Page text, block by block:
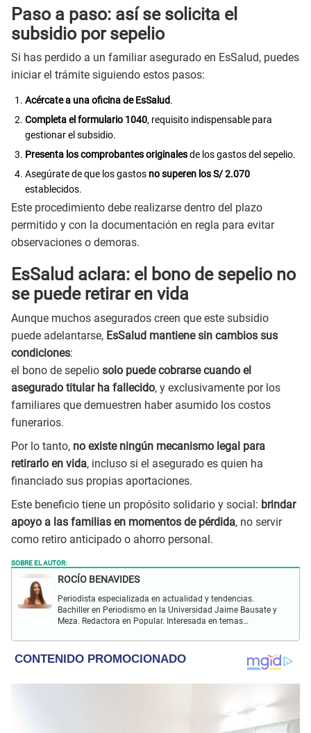
Paso a paso: así se solicita el
subsidio por sepelio
Si has perdido a un familiar asegurado en EsSalud, puedes
iniciar el trámite siguiendo estos pasos:
Acércate a una oficina de EsSalud.
Completa el formulario 1040, requisito indispensable para
gestionar el subsidio.
Presenta los comprobantes originalesde los gastos del sepelio.
Asegúrate de que los gastos no superen los S/ 2.070
establecidos.
Este procedimiento debe realizarse dentro del plazo
permitido y con la documentación en regla para evitar
observaciones o demoras.
EsSalud aclara: el bono de sepelio no
se puede retirar en vida
Aunque muchos asegurados creen que este subsidio
puede adelantarse, EsSalud mantiene sin cambios sus
condiciones:
el bono de sepelio solo puede cobrarse cuando el
asegurado titular ha fallecido, y exclusivamente por los
familiares que demuestren haber asumido los costos
funerarios.
Por lo tanto, no existe ningún mecanismo legal para
retirarlo en vida, incluso si el asegurado es quien ha
financiado sus propias aportaciones.
Este beneficio tiene un propósito solidario y social: brindar
apoyo a las familias en momentos de pérdida, no servir
como retiro anticipado o ahorro personal.
SOBRE EL AUTOR:
ROCÍO BENAVIDES
Periodista especializada en actualidad y tendencias.
Bachiller en Periodismo en la Universidad Jaime Bausate y
Meza. Redactora en Popular. Interesada en temas
virales en tendencia y más.